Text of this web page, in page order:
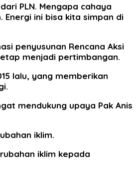
PLN. Mengapa cahaya
ini bisa kita simpan di
penyusunan Rencana Aksi
menjadi pertimbangan.
lalu, yang memberikan
mendukung upaya Pak Anis
iklim.
iklim kepada